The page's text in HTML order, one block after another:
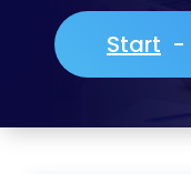
Start -